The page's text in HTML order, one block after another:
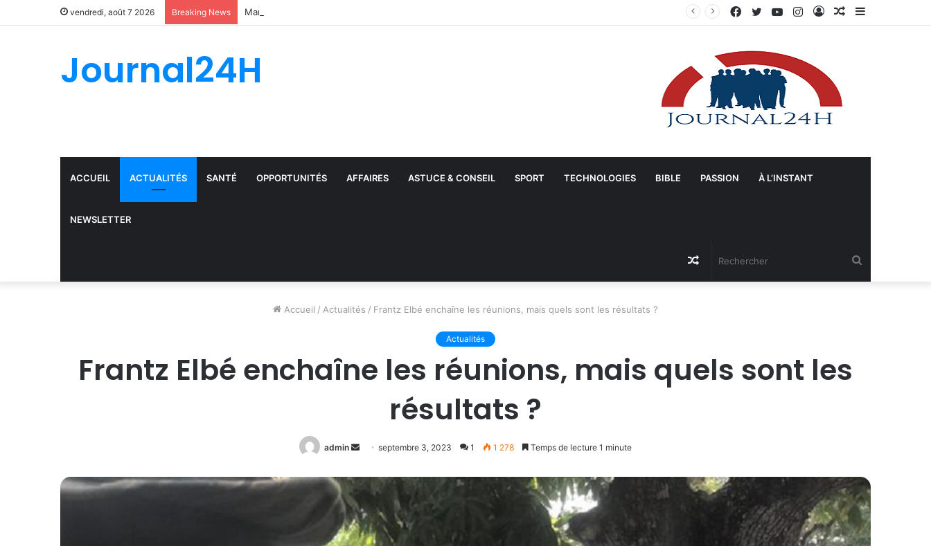
vendredi, août 7 2026 Breaking News
Sidebar
Article
Connexion
Instagram
YouTube
Twitter
Facebook
Journal24H
ACCUEIL ACTUALITÉS SANTÉ OPPORTUNITÉS AFFAIRES ASTUCE & CONSEIL SPORT TECHNOLOGIES BIBLE PASSION À L’INSTANT
NEWSLETTER
Article
Accueil / Actualités / Frantz Elbé enchaîne les réunions, mais quels sont les résultats ?
Actualités
Frantz Elbé enchaîne les réunions, mais quels sont les
résultats ?
admin
Envoyer
courriel
septembre 3, 2023 1 1 278 Temps de lecture 1 minute